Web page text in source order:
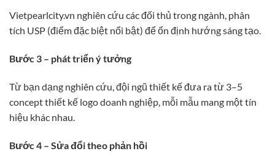
Vietpearlcity.vn nghiên cứu các đối thủ trong ngành, phân
tích USP (điểm đặc biệt nổi bật) để ổn định hướng sáng tạo.
Bước 3 – phát triển ý tưởng
Từ bạn dạng nghiên cứu, đội ngũ thiết kế đưa ra từ 3–5
concept thiết kế logo doanh nghiệp, mỗi mẫu mang một tín
hiệu khác nhau.
Bước 4 – Sửa đổi theo phản hồi